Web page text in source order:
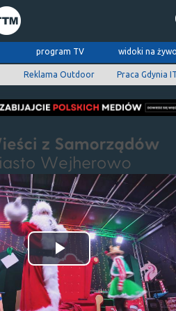
program TV widoki na
Reklama Outdoor Praca Gdynia
Odtwórz
wideo